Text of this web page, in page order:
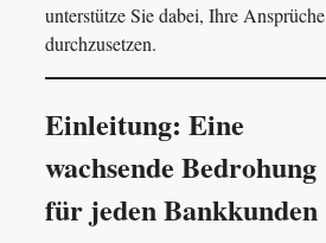
unterstütze Sie dabei, Ihre Ansprüche
durchzusetzen.
Einleitung: Eine
wachsende Bedrohung
für jeden Bankkunden